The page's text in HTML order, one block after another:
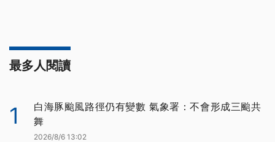
最多人閱讀
1
白海豚颱風路徑仍有變數 氣象署：不會形成三颱共
舞
2026/8/6 13:02